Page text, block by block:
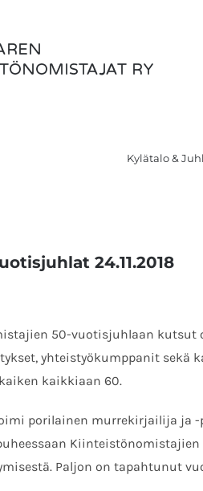
Kylätalo &
24.11.2018
50-vuotisjuhlaan kutsut
yhteistyökumppanit sekä
kaikkiaan 60.
porilainen murrekirjailija ja -
Paljon on tapahtunut